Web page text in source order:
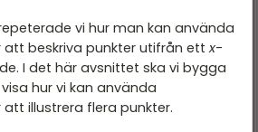
vi hur man kan använda
att beskriva punkter utifrån ettx-
I det här avsnittet ska vi bygga
hur vi kan använda
illustrera flera punkter.
Funktioner
Geometri
Statistik och sannolikhet
MATTE PÅ LÄTT SV
KUL MED MATTE